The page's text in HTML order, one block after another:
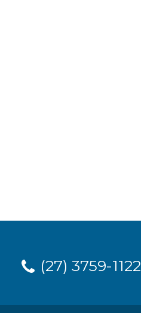
(27) 3759-1122